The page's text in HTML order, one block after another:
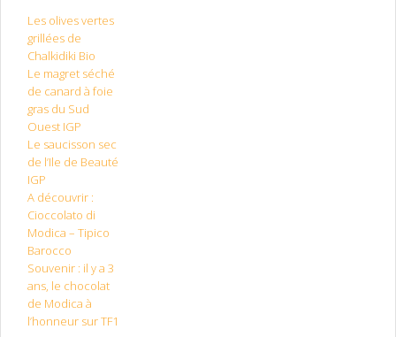
Les olives vertes
grillées de
Chalkidiki Bio
Le magret séché
de canard à foie
gras du Sud
Ouest IGP
Le saucisson sec
de l’Ile de Beauté
IGP
A découvrir :
Cioccolato di
Modica – Tipico
Barocco
Souvenir : il y a 3
ans, le chocolat
de Modica à
l’honneur sur TF1